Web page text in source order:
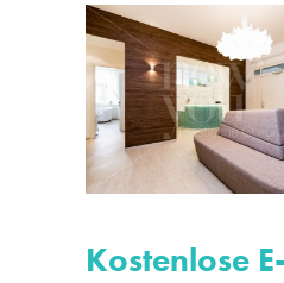
Kostenlose